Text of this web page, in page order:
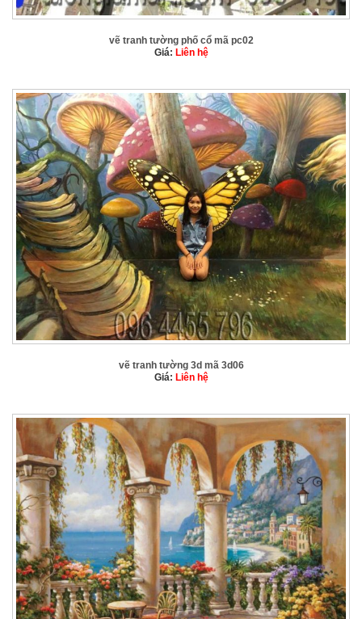
vẽ tranh tường phố cổ mã pc02
Giá: Liên hệ
vẽ tranh tường 3d mã 3d06
Giá: Liên hệ